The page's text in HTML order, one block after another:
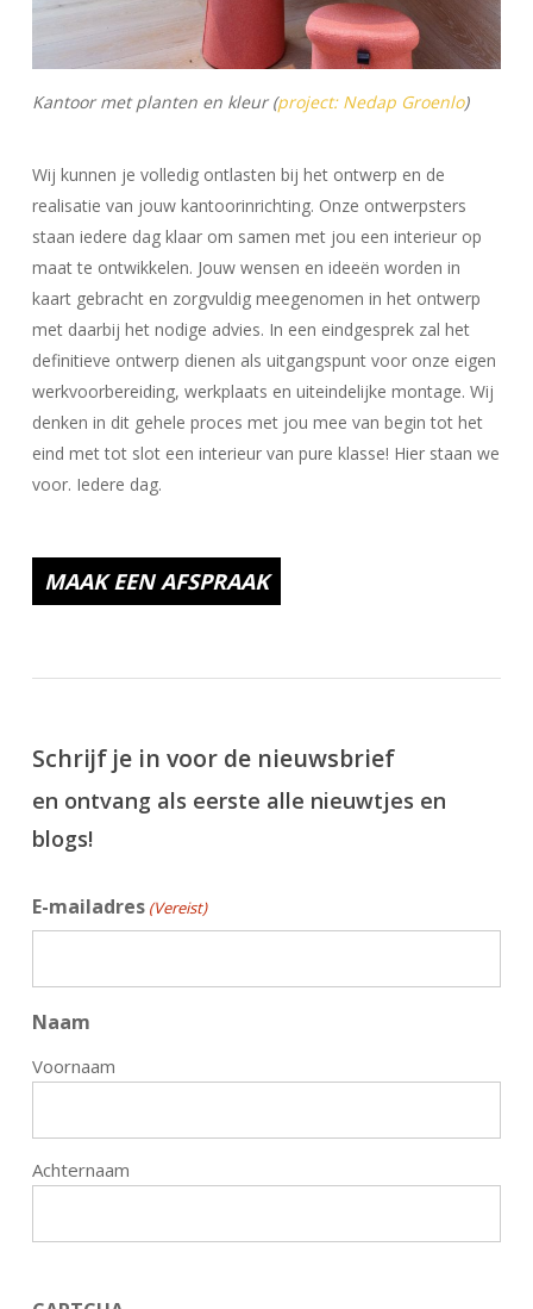
Kantoor met planten en kleur (project: Nedap Groenlo)
Wij kunnen je volledig ontlasten bij het ontwerp en de
realisatie van jouw kantoorinrichting. Onze ontwerpsters
staan iedere dag klaar om samen met jou een interieur op
maat te ontwikkelen. Jouw wensen en ideeën worden in
kaart gebracht en zorgvuldig meegenomen in het ontwerp
met daarbij het nodige advies. In een eindgesprek zal het
definitieve ontwerp dienen als uitgangspunt voor onze eigen
werkvoorbereiding, werkplaats en uiteindelijke montage. Wij
denken in dit gehele proces met jou mee van begin tot het
eind met tot slot een interieur van pure klasse! Hier staan we
voor. Iedere dag.
MAAK EEN AFSPRAAK
Schrijf je in voor de nieuwsbrief
en ontvang als eerste alle nieuwtjes en
blogs!
E-mailadres (Vereist)
Naam
Voornaam
Achternaam